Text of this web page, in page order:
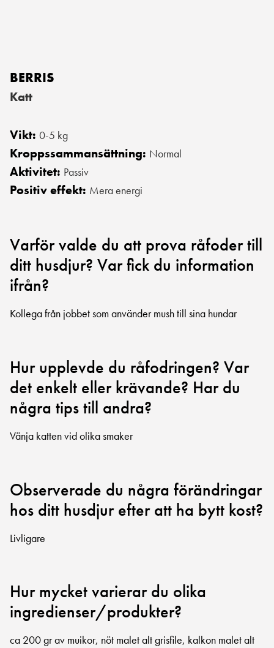
BERRIS
Katt
Vikt: 0-5 kg
Kroppssammansättning: Normal
Aktivitet: Passiv
Positiv effekt: Mera energi
Varför valde du att prova råfoder till
ditt husdjur? Var fick du information
ifrån?
Kollega från jobbet som använder mush till sina hundar
Hur upplevde du råfodringen? Var
det enkelt eller krävande? Har du
några tips till andra?
Vänja katten vid olika smaker
Observerade du några förändringar
hos ditt husdjur efter att ha bytt kost?
Livligare
Hur mycket varierar du olika
ingredienser/produkter?
ca 200 gr av muikor, nöt malet alt grisfile, kalkon malet alt